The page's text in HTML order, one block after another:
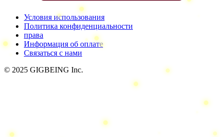
Условия использования
Политика конфиденциальности
права
Информация об оплате
Связаться с нами
© 2025 GIGBEING Inc.